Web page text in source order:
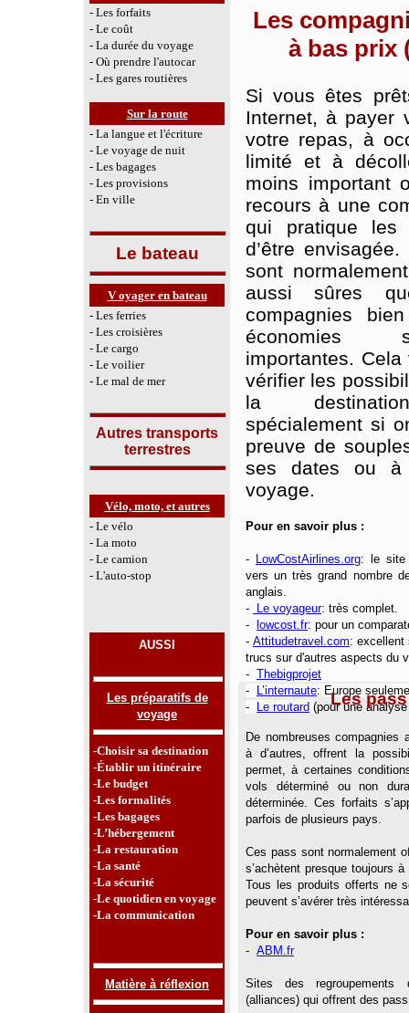
- Les forfaits
- Le coût
- La durée du voyage
- Où prendre l'autocar
- Les gares routières
Sur la route
- La langue et l'écriture
- Le voyage de nuit
- Les bagages
- Les provisions
- En ville
Le bateau
V oyager en bateau
- Les ferries
- Les croisières
- Le cargo
- Le voilier
- Le mal de mer
Autres transports
terrestres
Vélo, moto, et autres
- Le vélo
- La moto
- Le camion
- L'auto-stop
AUSSI
Les préparatifs de
voyage
-Choisir sa destination
-Établir un itinéraire
-Le budget
-Les formalités
-Les bagages
-L’hébergement
-La restauration
-La santé
-La sécurité
-Le quotidien en voyage
-La communication
Matière à réflexion
Les
à bas prix
Si vous êtes
Internet, à payer
votre repas, à
limité et à
moins important
recours à une
qui pratique les
d’être envisagée.
sont
aussi sûres
compagnies
économies
importantes.
vérifier les
la
spécialement si
preuve de
ses dates ou à
voyage.
Pour en savoir plus :
- LowCostAirlines.org: le site
vers un très grand nombre
anglais.
-
Le voyageur: très complet.
-
lowcost.fr: pour un
- Attitudetravel .com: excellent
trucs sur d'autres aspects du
- Thebigprojet
-
L’internaute: Europe
-
Le routard (pour une
Les
De nombreuses compagnies
à d’autres, offrent la
permet, à certaines
vols déterminé ou non
déterminée. Ces forfaits
parfois de plusieurs pays.
Ces pass sont normalement
s’achètent presque toujours
Tous les produits offerts ne
peuvent s’avérer très
Pour en savoir plus :
- ABM.fr
Sites des regroupements
(alliances) qui offrent des